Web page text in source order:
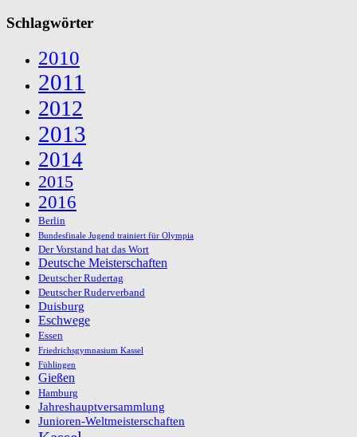
Schlagwörter
2010
2011
2012
2013
2014
2015
2016
Berlin
Bundesfinale Jugend trainiert für Olympia
Der Vorstand hat das Wort
Deutsche Meisterschaften
Deutscher Rudertag
Deutscher Ruderverband
Duisburg
Eschwege
Essen
Friedrichsgymnasium Kassel
Fühlingen
Gießen
Hamburg
Jahreshauptversammlung
Junioren-Weltmeisterschaften